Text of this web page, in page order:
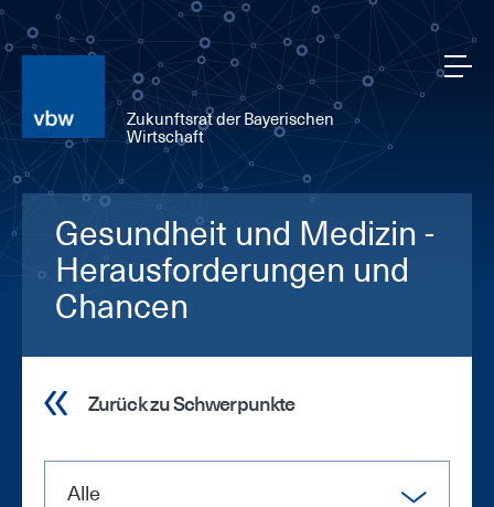
Zukunftsrat der Bayerischen
Wirtschaft
Gesundheit und Medizin -
Herausforderungen und
Chancen
Zurück zu Schwerpunkte
Alle